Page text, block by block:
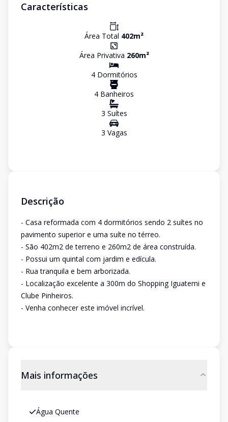
Características
Área Total 402m²
Área Privativa 260m²
4Dormitórios
4 Banheiros
3 Suítes
3 Vagas
Descrição
- Casa reformada com 4 dormitórios sendo 2 suítes no
pavimento superior e uma suíte no térreo.
- São 402m2 de terreno e 260m2 de área construída.
- Possui um quintal com jardim e edícula.
- Rua tranquila e bem arborizada.
- Localização excelente a 300m do Shopping Iguatemi e
Clube Pinheiros.
- Venha conhecer este imóvel incrível.
Mais informações
Água Quente